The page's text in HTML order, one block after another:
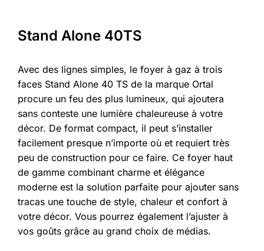
Stand Alone 40TS
Avec des lignes simples, le foyer à gaz à trois
faces Stand Alone 40 TS de la marque Ortal
procure un feu des plus lumineux, qui ajoutera
sans conteste une lumière chaleureuse à votre
décor. De format compact, il peut s’installer
facilement presque n’importe où et requiert très
peu de construction pour ce faire. Ce foyer haut
de gamme combinant charme et élégance
moderne est la solution parfaite pour ajouter sans
tracas une touche de style, chaleur et confort à
votre décor. Vous pourrez également l’ajuster à
vos goûts grâce au grand choix de médias.